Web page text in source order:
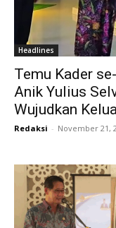
Headlines
Temu Kader
Anik Yulius
Wujudkan
Redaksi - November 21,